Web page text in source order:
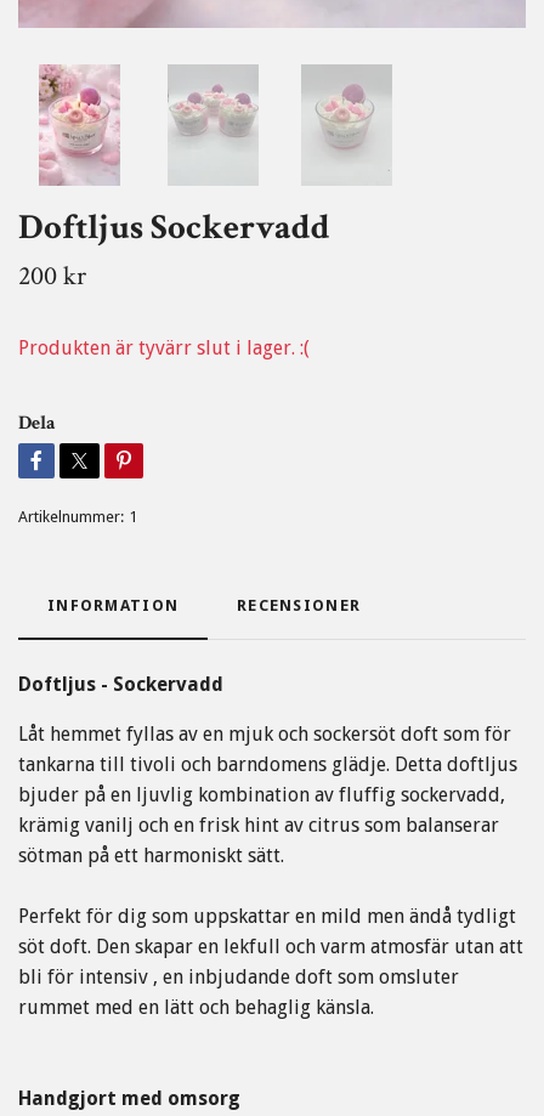
Doftljus Sockervadd
200 kr
Produkten är tyvärr slut i lager. :(
Dela
Artikelnummer: 1
INFORMATION RECENSIONER
Doftljus - Sockervadd
Låt hemmet fyllas av en mjuk och sockersöt doft som för
tankarna till tivoli och barndomens glädje. Detta doftljus
bjuder på en ljuvlig kombination av fluffig sockervadd,
krämig vanilj och en frisk hint av citrus som balanserar
sötman på ett harmoniskt sätt.
Perfekt för dig som uppskattar en mild men ändå tydligt
söt doft. Den skapar en lekfull och varm atmosfär utan att
bli för intensiv , en inbjudande doft som omsluter
rummet med en lätt och behaglig känsla.
Handgjort med omsorg